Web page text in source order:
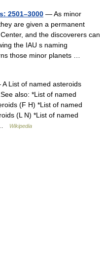
2501–3000 — As minor
are given a permanent
and the discoverers can
the IAU s naming
those minor planets …
List of named asteroids
also: *List of named
(F H) *List of named
(L N) *List of named
…
Wikipedia